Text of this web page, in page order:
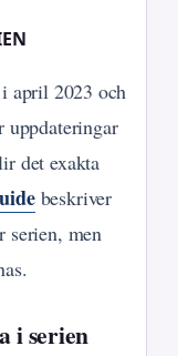
april 2023 och
uppdateringar
det exakta
beskriver
serien, men
i serien